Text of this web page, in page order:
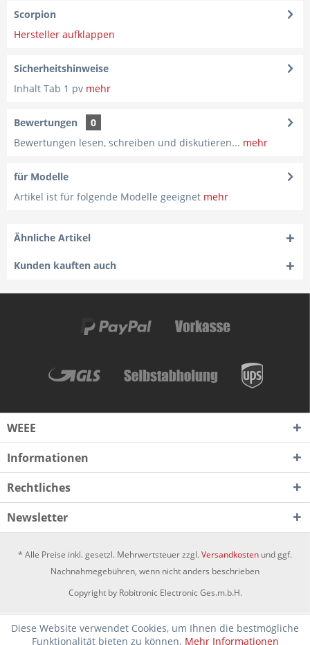
Scorpion
Hersteller aufklappen
Sicherheitshinweise
Inhalt Tab 1 pv mehr
Bewertungen
0
Bewertungen lesen, schreiben und diskutieren... mehr
für Modelle
Artikel ist für folgende Modelle geeignet mehr
Ähnliche Artikel
Kunden kauften auch
WEEE
Informationen
Rechtliches
Newsletter
* Alle Preise inkl. gesetzl. Mehrwertsteuer zzgl.Versandkosten und ggf.
Nachnahmegebühren, wenn nicht anders beschrieben
Copyright by Robitronic Electronic Ges.m.b.H.
Diese Website verwendet Cookies, um Ihnen die bestmögliche
Funktionalität bieten zu können. Mehr Informationen